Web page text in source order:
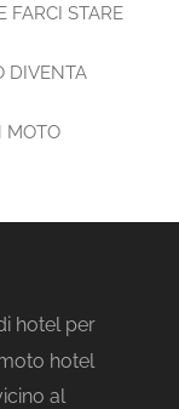
FARCI STARE
DIVENTA
MOTO
hotel per
hotel
al